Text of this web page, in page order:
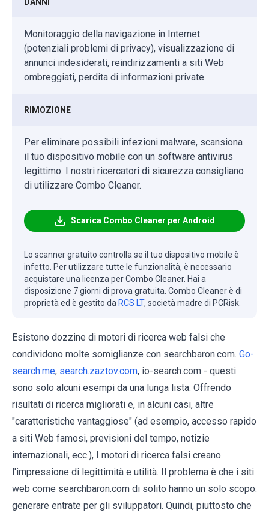
DANNI
Monitoraggio della navigazione in Internet
(potenziali problemi di privacy), visualizzazione di
annunci indesiderati, reindirizzamenti a siti Web
ombreggiati, perdita di informazioni private.
RIMOZIONE
Per eliminare possibili infezioni malware, scansiona
il tuo dispositivo mobile con un software antivirus
legittimo. I nostri ricercatori di sicurezza consigliano
di utilizzare Combo Cleaner.
Scarica Combo Cleaner per Android
Lo scanner gratuito controlla se il tuo dispositivo mobile è
infetto. Per utilizzare tutte le funzionalità, è necessario
acquistare una licenza per Combo Cleaner. Hai a
disposizione 7 giorni di prova gratuita. Combo Cleaner è di
proprietà ed è gestito da RCS LT, società madre di PCRisk.
Esistono dozzine di motori di ricerca web falsi che
condividono molte somiglianze con searchbaron.com. Go-
search.me, search.zaztov.com, io-search.com - questi
sono solo alcuni esempi da una lunga lista. Offrendo
risultati di ricerca migliorati e, in alcuni casi, altre
"caratteristiche vantaggiose" (ad esempio, accesso rapido
a siti Web famosi, previsioni del tempo, notizie
internazionali, ecc.), I motori di ricerca falsi creano
l'impressione di legittimità e utilità. Il problema è che i siti
web come searchbaron.com di solito hanno un solo scopo:
generare entrate per gli sviluppatori. Quindi, piuttosto che